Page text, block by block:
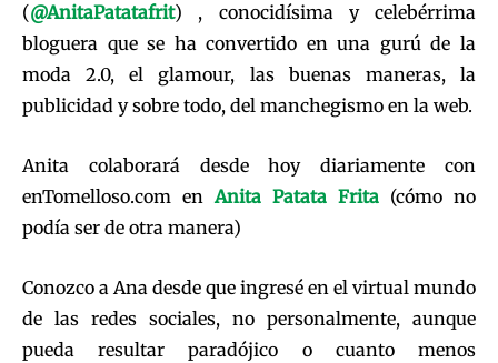
(@AnitaPatatafrit) , conocidísima y celebérrima
bloguera que se ha convertido en una gurú de la
moda 2.0, el glamour, las buenas maneras, la
publicidad y sobre todo, del manchegismo en la web.
Anita colaborará desde hoy diariamente con
enTomelloso.com enAnita Patata Frita (cómo no
podía ser de otra manera)
Conozco a Ana desde que ingresé en el virtual mundo
de las redes sociales, no personalmente, aunque
pueda resultar paradójico o cuanto menos